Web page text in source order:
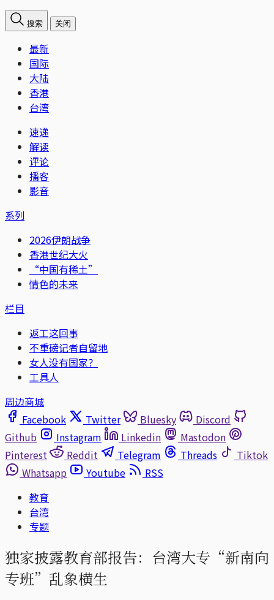
搜索 关闭
最新
国际
大陆
香港
台湾
速递
解读
评论
播客
影音
系列
2026伊朗战争
香港世纪大火
“中国有稀土”
情色的未来
栏目
返工这回事
不重磅记者自留地
女人没有国家？
工具人
周边商城
Facebook
Twitter Bluesky
Discord
Github
Instagram Linkedin
Mastodon
Pinterest
Reddit Telegram Threads
Tiktok
Whatsapp
Youtube
RSS
教育
台湾
专题
独家披露教育部报告：台湾大专“新南向
专班”乱象横生